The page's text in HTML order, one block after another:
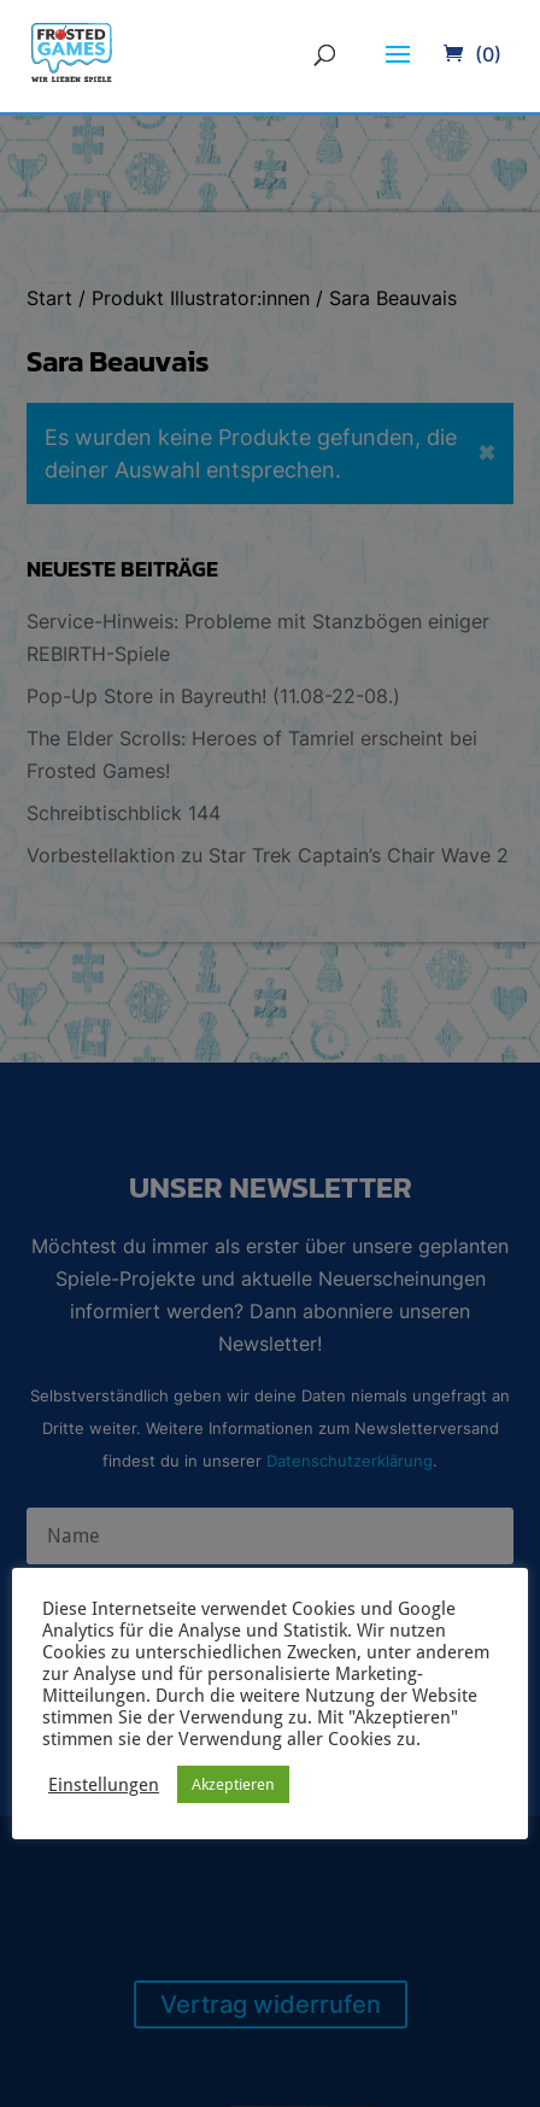
(0)
Start / Produkt Illustrator:innen / Sara Beauvais
Sara Beauvais
Es wurden keine Produkte gefunden, die
deiner Auswahl entsprechen.
✖
NEUESTE BEITRÄGE
Service-Hinweis: Probleme mit Stanzbögen einiger
REBIRTH-Spiele
Pop-Up Store in Bayreuth! (11.08-22-08.)
The Elder Scrolls: Heroes of Tamriel erscheint bei
Frosted Games!
Schreibtischblick 144
Vorbestellaktion zu Star Trek Captain’s Chair Wave 2
UNSER NEWSLETTER
Möchtest du immer als erster über unsere geplanten
Spiele-Projekte und aktuelle Neuerscheinungen
informiert werden? Dann abonniere unseren
Newsletter!
Selbstverständlich geben wir deine Daten niemals ungefragt an
Dritte weiter. Weitere Informationen zum Newsletterversand
findest du in unserer Datenschutzerklärung.
JETZT ANMELDEN
Vertrag widerrufen
Diese Internetseite verwendet Cookies und Google
Analytics für die Analyse und Statistik. Wir nutzen
Cookies zu unterschiedlichen Zwecken, unter anderem
zur Analyse und für personalisierte Marketing-
Mitteilungen. Durch die weitere Nutzung der Website
stimmen Sie der Verwendung zu. Mit "Akzeptieren"
stimmen sie der Verwendung aller Cookies zu.
Einstellungen Akzeptieren